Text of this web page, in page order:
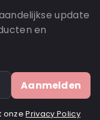
update
en
Aanmelden
onzePrivacy Policy